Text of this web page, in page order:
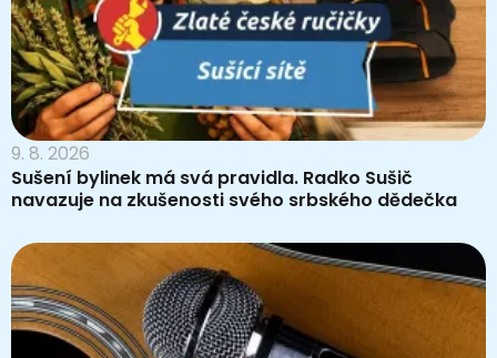
9. 8. 2026
Sušení bylinek má svá pravidla. Radko Sušič
navazuje na zkušenosti svého srbského dědečka